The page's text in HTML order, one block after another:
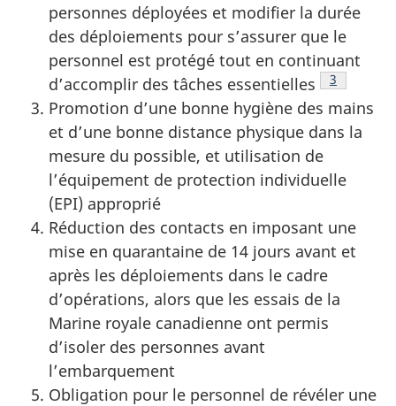
personnes déployées et modifier la durée
des déploiements pour s’assurer que le
personnel est protégé tout en continuant
d’accomplir des tâches essentielles Note de
3
Promotion d’une bonne hygiène des mains
et d’une bonne distance physique dans la
mesure du possible, et utilisation de
l’équipement de protection individuelle
(EPI) approprié
Réduction des contacts en imposant une
mise en quarantaine de 14 jours avant et
après les déploiements dans le cadre
d’opérations, alors que les essais de la
Marine royale canadienne ont permis
d’isoler des personnes avant
l’embarquement
Obligation pour le personnel de révéler une